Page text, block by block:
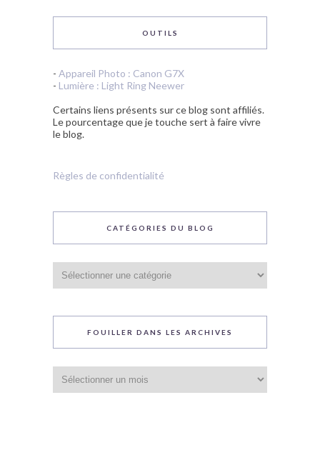
OUTILS
- Appareil Photo : Canon G7X
- Lumière : Light Ring Neewer
Certains liens présents sur ce blog sont affiliés.
Le pourcentage que je touche sert à faire vivre
le blog.
Règles de confidentialité
CATÉGORIES DU BLOG
du
blog
FOUILLER DANS LES ARCHIVES
dans
les